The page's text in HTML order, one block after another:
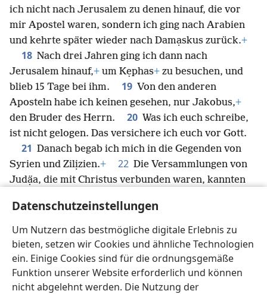
Datenschutzeinstellungen
Um Nutzern das bestmögliche digitale Erlebnis zu
bieten, setzen wir Cookies und ähnliche Technologien
ein. Einige Cookies sind für die ordnungsgemäße
Funktion unserer Website erforderlich und können
nicht abgelehnt werden. Die Nutzung der
ich nicht nach Jerusalem zu denen hinauf, die vor
mir Apostel waren, sondern ich ging nach Arabien
und kehrte später wieder nach Damạskus zurück.+
18 Nach drei Jahren ging ich dann nach
Jerusalem hinauf,+ um Kẹphas+ zu besuchen, und
blieb 15 Tage bei ihm.
19 Von den anderen
Aposteln habe ich keinen gesehen, nur Jakobus,+
den Bruder des Herrn.
20 Was ich euch schreibe,
ist nicht gelogen. Das versichere ich euch vor Gott.
21 Danach begab ich mich in die Gegenden von
Syrien und Zilịzien.+ 22 Die Versammlungen von
Judạ̈a, die mit Christus verbunden waren, kannten
immer wieder: „Der Mann, der uns früher verfolgte,
macht jetzt die gute Botschaft von dem Glauben
bekannt, den er vorher ausrotten wollte.“+ 24 Da
begannen sie, Gott meinetwegen zu verherrlichen.